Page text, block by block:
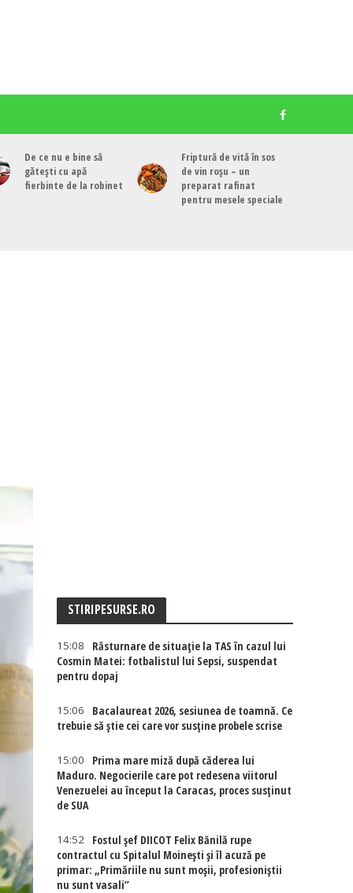
De ce nu e bine să
gătești cu apă
fierbinte de la robinet
Friptură de vită în sos
de vin roșu – un
preparat rafinat
pentru mesele speciale
STIRIPESURSE.RO
15:08
Răsturnare de situație la TAS în cazul lui
Cosmin Matei: fotbalistul lui Sepsi, suspendat
pentru dopaj
15:06
Bacalaureat 2026, sesiunea de toamnă. Ce
trebuie să știe cei care vor susține probele scrise
15:00
Prima mare miză după căderea lui
Maduro. Negocierile care pot redesena viitorul
Venezuelei au început la Caracas, proces susținut
de SUA
14:52
Fostul șef DIICOT Felix Bănilă rupe
contractul cu Spitalul Moinești și îl acuză pe
primar: „Primăriile nu sunt moșii, profesioniștii
nu sunt vasali”